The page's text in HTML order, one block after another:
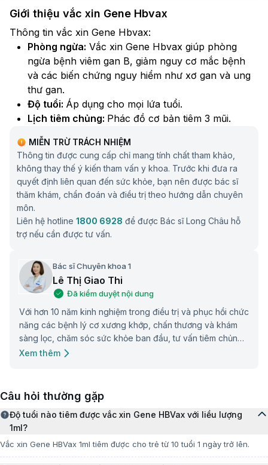
Giới thiệu vắc xin Gene Hbvax
​Thông tin vắc xin Gene Hbvax:​
Phòng ngừa: Vắc xin Gene Hbvax giúp phòng
ngừa bệnh viêm gan B, giảm nguy cơ mắc bệnh
và các biến chứng nguy hiểm như xơ gan và ung
thư gan.
Độ tuổi: Áp dụng cho mọi lứa tuổi.​
Lịch tiêm chủng: Phác đồ cơ bản tiêm 3 mũi.
Hiệu quả bảo vệ:
xin Gene Hbvax cơ thể sẽ tạo ra lượng kháng thể
đủ để bảo vệ chống lại virus viêm gan B, giúp
giảm nguy cơ lây nhiễm và ngăn ngừa các biến
chứng nghiêm trọng như xơ gan và ung thư gan.
Phụ nữ mang thai:
Thông tin bệnh lý
Viêm gan B là bệnh nhiễm trùng gan do virus viêm
máu, lây truyền qua đường máu, dịch sinh dục và từ
mẹ sang con. Viêm gan B mạn tính có thể dẫn đến
các biến chứng nghiêm trọng, bao gồm xơ gan, ung
thư gan.. Khả năng lây nhiễm của virus HBV thì cao
gấp 100 lần virus HIV. Theo WHO, Ước tính có
khoảng 8,7 triệu người đang sống chung với viêm gan
B mạn tính và một triệu người mắc viêm gan C.
Mũi 1: Lần tiêm đầu tiên.
Mũi 2: 01 tháng sau mũi 1.
(Trường hợp tiêm trễ lịch mũi 2 > 04 tháng thì mũi 3
cách mũi 2 tối thiểu 02 tháng).
MIỄN TRỪ TRÁCH NHIỆM
Thông tin được cung cấp chỉ mang tính chất tham khảo,
không thay thế ý kiến tham vấn y khoa. Trước khi đưa ra
quyết định liên quan đến sức khỏe, bạn nên được bác sĩ
thăm khám, chẩn đoán và điều trị theo hướng dẫn chuyên
môn.
Liên hệ hotline 1800 6928 để được Bác sĩ Long Châu hỗ
trợ nếu cần được tư vấn.
Bác sĩ Chuyên khoa 1
Lê Thị Giao Thi
Đã kiểm duyệt nội dung
Với hơn 10 năm kinh nghiệm trong điều trị và phục hồi chức
năng các bệnh lý cơ xương khớp, chấn thương và khám
sàng lọc, chăm sóc sức khỏe ban đầu, tư vấn tiêm chủng
và điều trị các bệnh lý ngoại trú. Được trang bị nền tảng
cộng đồng với những giải pháp phòng bệnh và điều trị tối
Xem thêm
Câu hỏi thường gặp
Độ tuổi nào tiêm được vắc xin Gene HBVax với liều lượng
1ml?
Vắc xin Gene HBVax 1ml tiêm được cho trẻ từ 10 tuổi 1 ngày trở lên.